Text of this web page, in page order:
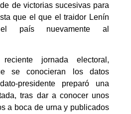
de victorias sucesivas para
que el que el traidor Lenín
país nuevamente al
jornada electoral,
se conocieran los datos
presidente preparó una
tras dar a conocer unos
a boca de urna y publicados